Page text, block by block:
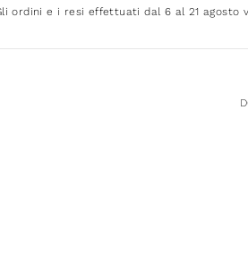
ordini e i resi effettuati dal 6 al 21 agosto